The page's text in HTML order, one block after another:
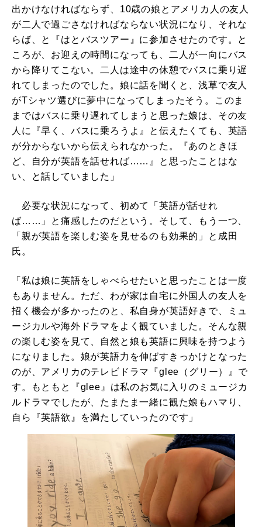
出かけなければならず、10歳の娘とアメリカ人の友人
が二人で過ごさなければならない状況になり、それな
らば、と『はとバスツアー』に参加させたのです。と
ころが、お迎えの時間になっても、二人が一向にバス
から降りてこない。二人は途中の休憩でバスに乗り遅
れてしまったのでした。娘に話を聞くと、浅草で友人
がTシャツ選びに夢中になってしまったそう。このま
まではバスに乗り遅れてしまうと思った娘は、その友
人に『早く、バスに乗ろうよ』と伝えたくても、英語
が分からないから伝えられなかった。『あのときほ
ど、自分が英語を話せれば……』と思ったことはな
い、と話していました」
必要な状況になって、初めて「英語が話せれ
ば……」と痛感したのだという。そして、もう一つ、
「親が英語を楽しむ姿を見せるのも効果的」と成田
氏。
「私は娘に英語をしゃべらせたいと思ったことは一度
もありません。ただ、わが家は自宅に外国人の友人を
招く機会が多かったのと、私自身が英語好きで、ミュ
ージカルや海外ドラマをよく観ていました。そんな親
の楽しむ姿を見て、自然と娘も英語に興味を持つよう
になりました。娘が英語力を伸ばすきっかけとなった
のが、アメリカのテレビドラマ『glee（グリー）』で
す。もともと『glee』は私のお気に入りのミュージカ
ルドラマでしたが、たまたま一緒に観た娘もハマり、
自ら『英語欲』を満たしていったのです」